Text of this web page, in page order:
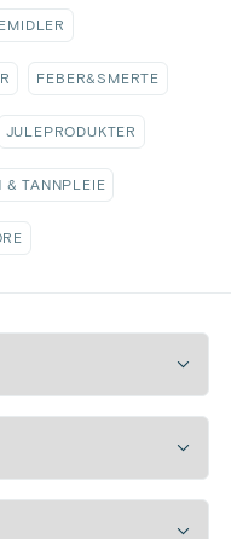
FEBER&SMERTE
JULEPRODUKTER
& TANNPLEIE